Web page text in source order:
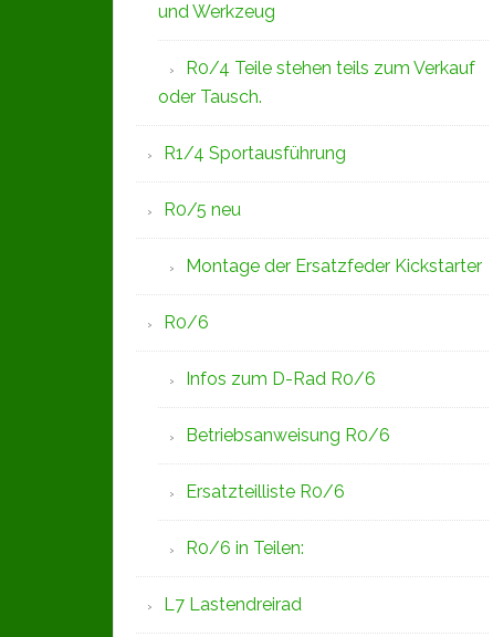
und Werkzeug
R0/4 Teile stehen teils zum Verkauf
oder Tausch.
R1/4 Sportausführung
R0/5 neu
Montage der Ersatzfeder Kickstarter
R0/6
Infos zum D-Rad R0/6
Betriebsanweisung R0/6
Ersatzteilliste R0/6
R0/6 in Teilen:
L7 Lastendreirad